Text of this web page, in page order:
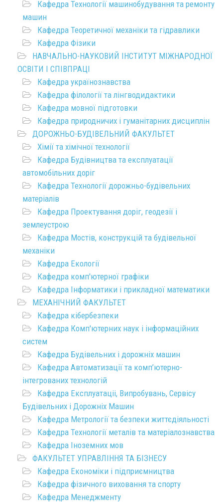
Кафедра Технології машинобудування та ремонту
машин
Кафедра Теоретичної механіки та гідравлики
Кафедра Фізики
НАВЧАЛЬНО-НАУКОВИЙ ІНСТИТУТ МІЖНАРОДНОЇ
ОСВІТИ І СПІВПРАЦІ
Кафедра українознавства
Кафедра філології та лінгводидактики
Кафедра мовної підготовки
Кафедра природничих і гуманітарних дисциплін
ДОРОЖНЬО-БУДІВЕЛЬНИЙ ФАКУЛЬТЕТ
Хімії та хімічної технології
Кафедра Будівництва та експлуатації
автомобільних доріг
Кафедра Технології дорожньо-будівельних
матеріалів
Кафедра Проектування доріг, геодезії і
землеустрою
Кафедра Мостів, конструкцій та будівельної
механіки
Кафедра Екології
Кафедра комп'ютерної графіки
Кафедра Інформатики і прикладної математики
МЕХАНІЧНИЙ ФАКУЛЬТЕТ
Кафедра кібербезпеки
Кафедра Комп'ютерних наук і інформаційних
систем
Кафедра Будівельних і дорожніх машин
Кафедра Автоматизації та комп’ютерно-
інтегрованих технологій
Кафедра Експлуатаціі, Випробувань, Сервісу
Будівельних і Дорожніх Машин
Кафедра Метрології та безпеки життєдіяльності
Кафедра Технології металів та матеріалознавства
Кафедра Іноземних мов
ФАКУЛЬТЕТ УПРАВЛІННЯ ТА БІЗНЕСУ
Кафедра Економіки і підприємництва
Кафедра фізичного виховання та спорту
Кафедра Менеджменту